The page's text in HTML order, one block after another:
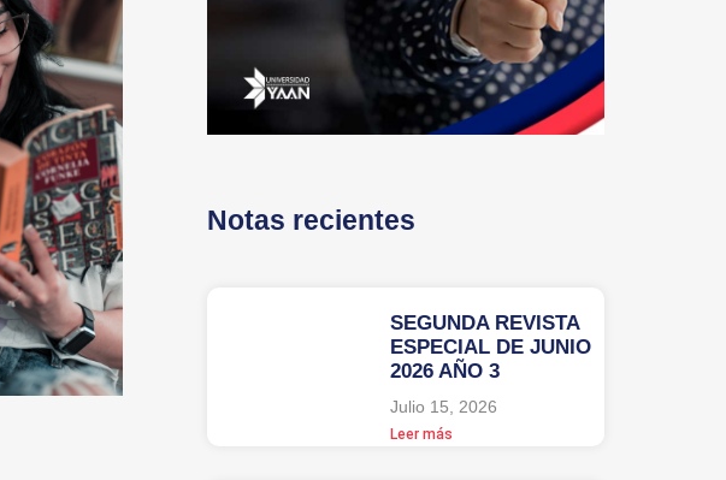
Notas recientes
SEGUNDA REVISTA
ESPECIAL DE JUNIO
2026 AÑO 3
Julio 15, 2026
Leer más